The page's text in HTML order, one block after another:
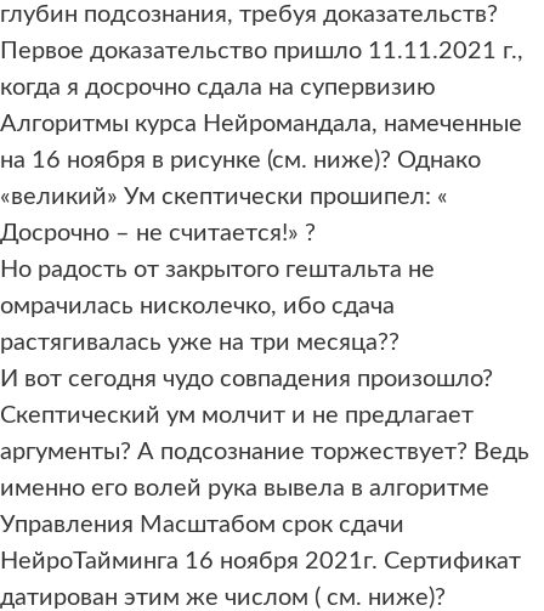
глубин подсознания, требуя доказательств?
Первое доказательство пришло 11.11.2021 г.,
когда я досрочно сдала на супервизию
Алгоритмы курса Нейромандала, намеченные
на 16 ноября в рисунке (см. ниже)? Однако
«великий» Ум скептически прошипел: «
Досрочно – не считается!» ?
Но радость от закрытого гештальта не
омрачилась нисколечко, ибо сдача
растягивалась уже на три месяца??
И вот сегодня чудо совпадения произошло?
Скептический ум молчит и не предлагает
аргументы? А подсознание торжествует? Ведь
именно его волей рука вывела в алгоритме
Управления Масштабом срок сдачи
НейроТайминга 16 ноября 2021г. Сертификат
датирован этим же числом ( см. ниже)?